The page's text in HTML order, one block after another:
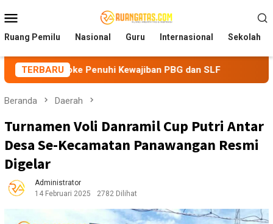
ke
kontenMobile
Ruang Pemilu Nasional Guru Internasional Sekolah
TERBARU
Penuhi Kewajiban PBG dan SLF BEM Nusantara
Beranda Daerah
Turnamen Voli Danramil Cup Putri Antar
Desa Se-Kecamatan Panawangan Resmi
Digelar
Administrator
14 Februari 2025
2782 Dilihat